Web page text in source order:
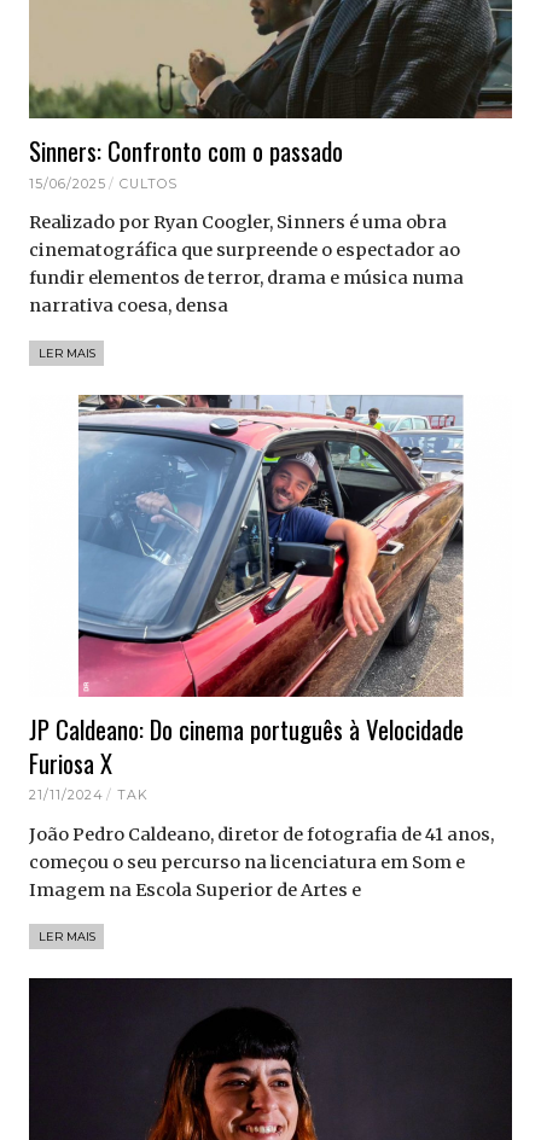
Sinners: Confronto com o passado
15/06/2025 CULTOS
Realizado por Ryan Coogler, Sinners é uma obra
cinematográfica que surpreende o espectador ao
fundir elementos de terror, drama e música numa
narrativa coesa, densa
LER MAIS
JP Caldeano: Do cinema português à Velocidade
Furiosa X
21/11/2024 TAK
João Pedro Caldeano, diretor de fotografia de 41 anos,
começou o seu percurso na licenciatura em Som e
Imagem na Escola Superior de Artes e
LER MAIS